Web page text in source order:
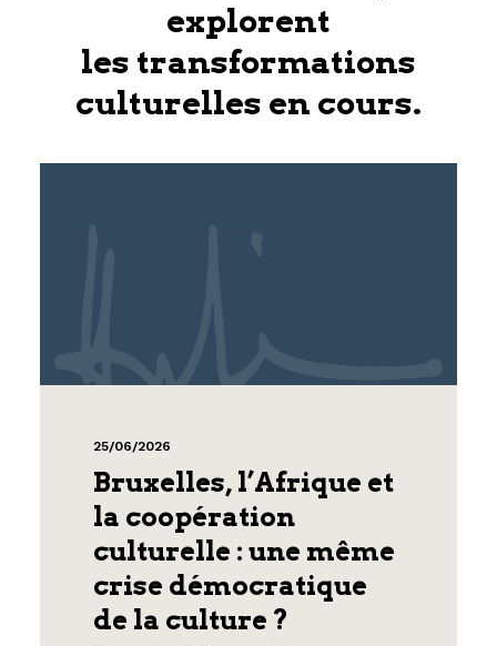
explorent
les transformations
culturelles en cours.
25/06/2026
Bruxelles, l’Afrique et
la coopération
culturelle : une même
crise démocratique
de la culture ?